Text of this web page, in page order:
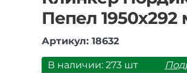
khaus-
klinker-
pepel-
1950h292-
mm.jpg
Пепел 1950х292
Артикул: 18632
В наличии: 273 шт